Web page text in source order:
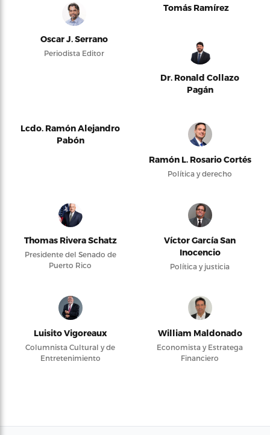
Oscar J. Serrano
Periodista Editor
Tomás Ramírez
Dr. Ronald Collazo
Pagán
Lcdo. Ramón Alejandro
Pabón
Ramón L. Rosario Cortés
Política y derecho
Thomas Rivera Schatz
Presidente del Senado de
Puerto Rico
Víctor García San
Inocencio
Política y justicia
Luisito Vigoreaux
Columnista Cultural y de
Entretenimiento
William Maldonado
Economista y Estratega
Financiero